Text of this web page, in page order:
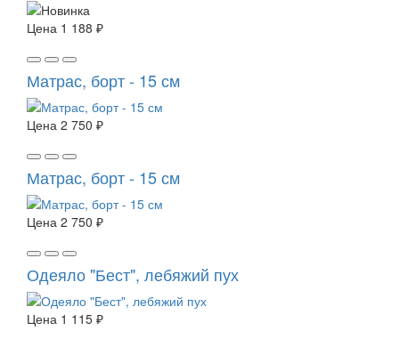
Цена 1 188 ₽
Матрас, борт - 15 см
Цена 2 750 ₽
Матрас, борт - 15 см
Цена 2 750 ₽
Одеяло "Бест", лебяжий пух
Цена 1 115 ₽